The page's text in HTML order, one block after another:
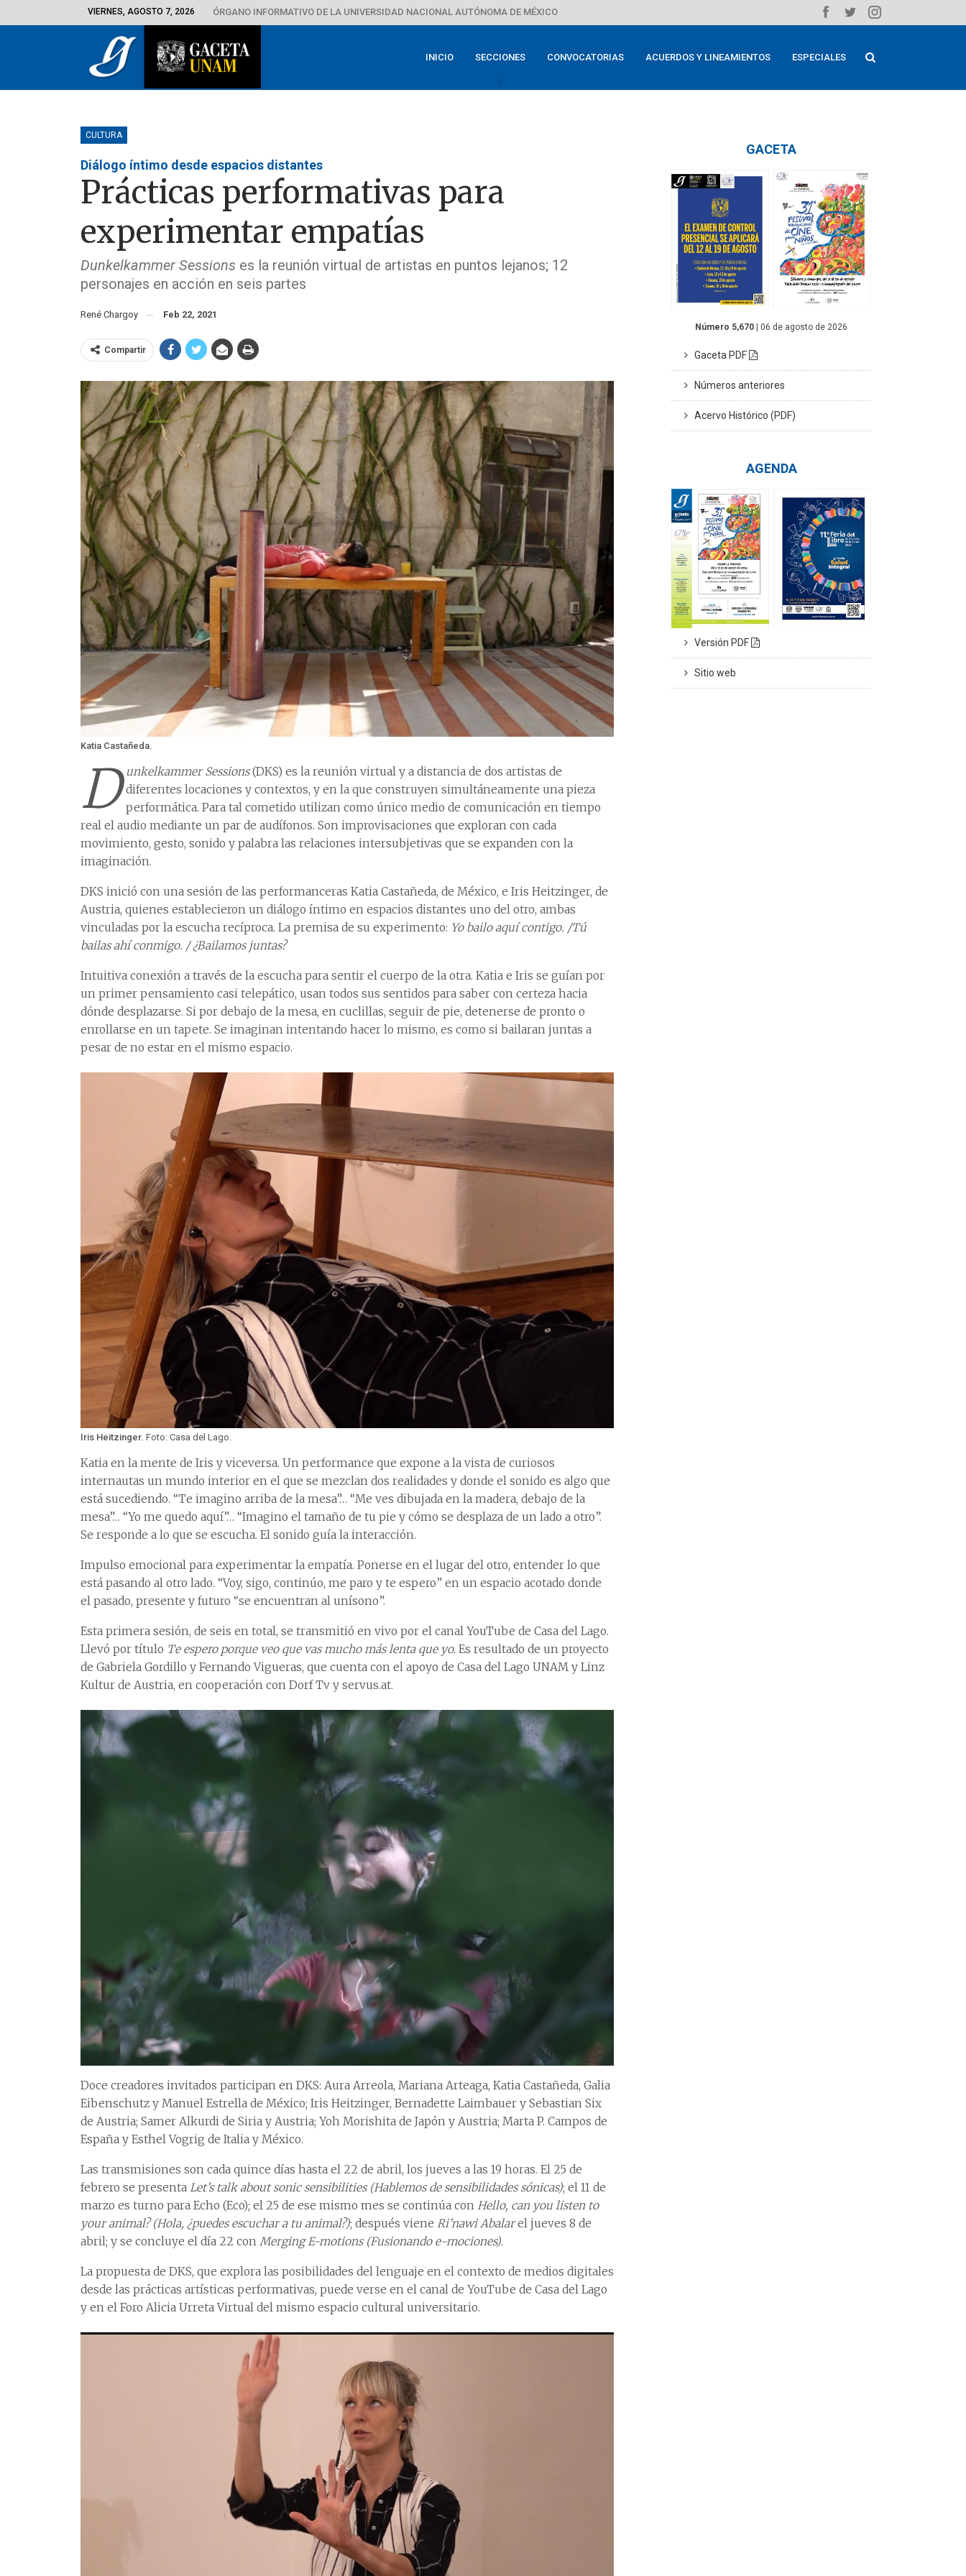
VIERNES, AGOSTO 7, 2026 ÓRGANO INFORMATIVO DE LA UNIVERSIDAD NACIONAL AUTÓNOMA DE MÉXICO
INICIO SECCIONES CONVOCATORIAS ACUERDOS Y LINEAMIENTOS ESPECIALES
CULTURA
Diálogo íntimo desde espacios distantes
Prácticas performativas para
experimentar empatías
Dunkelkammer Sessions es la reunión virtual de artistas en puntos lejanos; 12
personajes en acción en seis partes
René Chargoy Feb 22, 2021
Compartir
Katia Castañeda.
D unkelkammer Sessions(DKS) es la reunión virtual y a distancia de dos artistas de
diferentes locaciones y contextos, y en la que construyen simultáneamente una pieza
performática. Para tal cometido utilizan como único medio de comunicación en tiempo
real el audio mediante un par de audífonos. Son improvisaciones que exploran con cada
movimiento, gesto, sonido y palabra las relaciones intersubjetivas que se expanden con la
imaginación.
DKS inició con una sesión de las performanceras Katia Castañeda, de México, e Iris Heitzinger, de
Austria, quienes establecieron un diálogo íntimo en espacios distantes uno del otro, ambas
vinculadas por la escucha recíproca. La premisa de su experimento: Yo bailo aquí contigo. /Tú
bailas ahí conmigo. / ¿Bailamos juntas?
Intuitiva conexión a través de la escucha para sentir el cuerpo de la otra. Katia e Iris se guían por
un primer pensamiento casi telepático, usan todos sus sentidos para saber con certeza hacia
dónde desplazarse. Si por debajo de la mesa, en cuclillas, seguir de pie, detenerse de pronto o
enrollarse en un tapete. Se imaginan intentando hacer lo mismo, es como si bailaran juntas a
pesar de no estar en el mismo espacio.
Iris Heitzinger. Foto: Casa del Lago.
Katia en la mente de Iris y viceversa. Un performance que expone a la vista de curiosos
internautas un mundo interior en el que se mezclan dos realidades y donde el sonido es algo que
está sucediendo. “Te imagino arriba de la mesa”… “Me ves dibujada en la madera, debajo de la
mesa”… “Yo me quedo aquí”… “Imagino el tamaño de tu pie y cómo se desplaza de un lado a otro”.
Se responde a lo que se escucha. El sonido guía la interacción.
Impulso emocional para experimentar la empatía. Ponerse en el lugar del otro, entender lo que
está pasando al otro lado. “Voy, sigo, continúo, me paro y te espero” en un espacio acotado donde
el pasado, presente y futuro “se encuentran al unísono”.
Esta primera sesión, de seis en total, se transmitió en vivo por el canal YouTube de Casa del Lago.
Llevó por título Te espero porque veo que vas mucho más lenta que yo. Es resultado de un proyecto
de Gabriela Gordillo y Fernando Vigueras, que cuenta con el apoyo de Casa del Lago UNAM y Linz
Kultur de Austria, en cooperación con Dorf Tv y servus.at.
Doce creadores invitados participan en DKS: Aura Arreola, Mariana Arteaga, Katia Castañeda, Galia
Eibenschutz y Manuel Estrella de México; Iris Heitzinger, Bernadette Laimbauer y Sebastian Six
de Austria; Samer Alkurdi de Siria y Austria; Yoh Morishita de Japón y Austria; Marta P. Campos de
España y Esthel Vogrig de Italia y México.
Las transmisiones son cada quince días hasta el 22 de abril, los jueves a las 19 horas. El 25 de
febrero se presenta Let’s talk about sonic sensibilities (Hablemos de sensibilidades sónicas); el 11 de
marzo es turno para Echo (Eco); el 25 de ese mismo mes se continúa con Hello, can you listen to
your animal? (Hola, ¿puedes escuchar a tu animal?); después viene Ri’nawi Abalarel jueves 8 de
abril; y se concluye el día 22 con Merging E-motions (Fusionando e-mociones).
La propuesta de DKS, que explora las posibilidades del lenguaje en el contexto de medios digitales
desde las prácticas artísticas performativas, puede verse en el canal de YouTube de Casa del Lago
y en el Foro Alicia Urreta Virtual del mismo espacio cultural universitario.
GACETA
Número 5,670 | 06 de agosto de 2026
Gaceta PDF
Números anteriores
Acervo Histórico (PDF)
AGENDA
Versión PDF
Sitio web